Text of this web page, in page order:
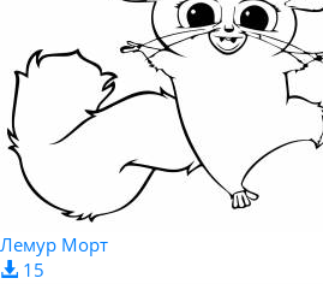
Лемур Морт
15